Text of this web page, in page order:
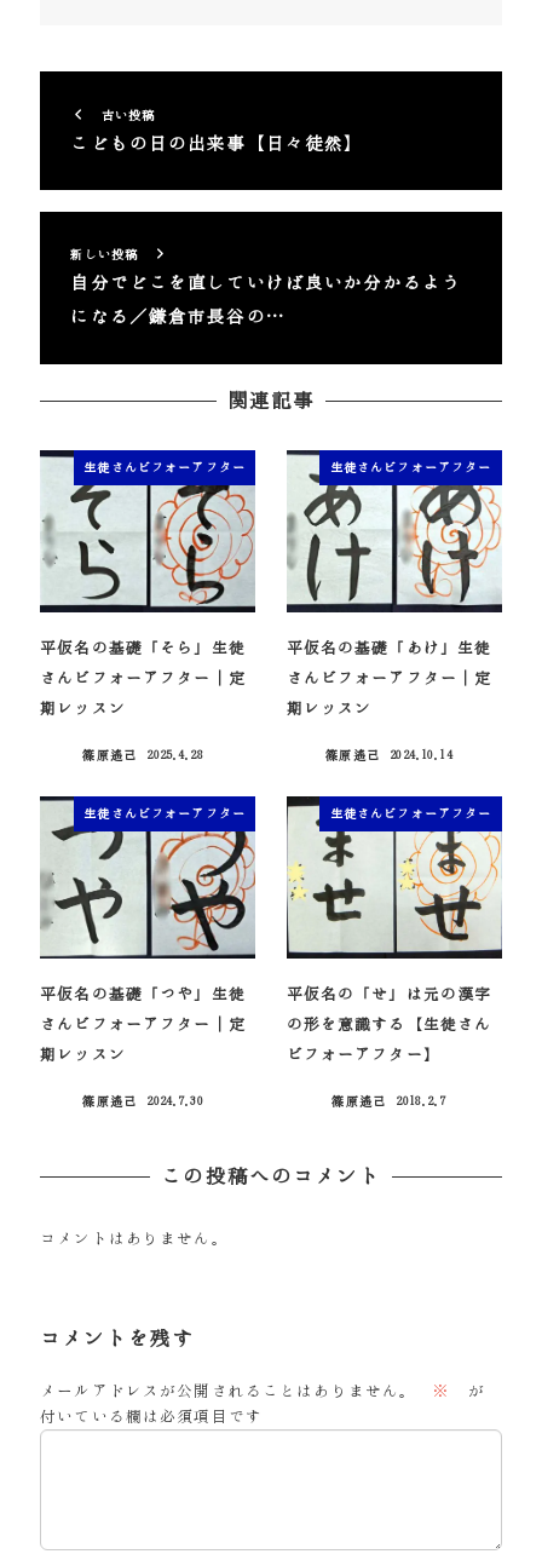
古い投稿
こどもの日の出来事【日々徒然】
新しい投稿
自分でどこを直していけば良いか分かるよう
になる／鎌倉市長谷の…
関連記事
生徒さんビフォーアフター
平仮名の基礎「そら」生徒
さんビフォーアフター｜定
期レッスン
篠原遙己
2025.4.28
生徒さんビフォーアフター
平仮名の基礎「あけ」生徒
さんビフォーアフター｜定
期レッスン
篠原遙己
2024.10.14
生徒さんビフォーアフター
平仮名の基礎「つや」生徒
さんビフォーアフター｜定
期レッスン
篠原遙己
2024.7.30
生徒さんビフォーアフター
平仮名の「せ」は元の漢字
の形を意識する【生徒さん
ビフォーアフター】
篠原遙己
2018.2.7
この投稿へのコメント
コメントはありません。
コメントを残す
メールアドレスが公開されることはありません。 ※
が
付いている欄は必須項目です